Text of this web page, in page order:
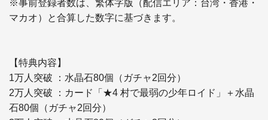
※事前登録者数は、繁体字版（配信エリア：台湾・香港・
マカオ）と合算した数字に基づきます。
【特典内容】
1万人突破 ：水晶石80個（ガチャ2回分）
2万人突破 ：カード「★4 村で最弱の少年ロイド」＋水晶
石80個（ガチャ2回分）